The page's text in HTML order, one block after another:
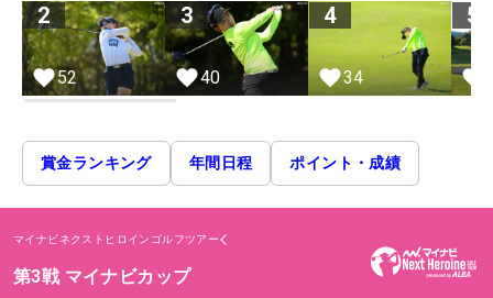
2
52
3
40
4
34
5
賞金ランキング 年間日程 ポイント・成績
マイナビネクストヒロインゴルフツアー
第3戦 マイナビカップ